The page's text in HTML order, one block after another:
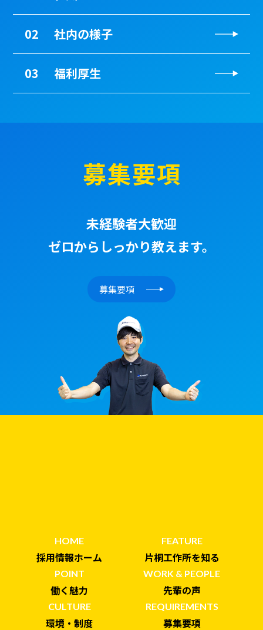
02 社内の様子
03 福利厚生
募集要項
未経験者大歓迎
ゼロからしっかり教えます。
募集要項
HOME
採用情報ホーム
FEATURE
片桐工作所を知る
POINT
働く魅力
WORK & PEOPLE
先輩の声
CULTURE
環境・制度
REQUIREMENTS
募集要項